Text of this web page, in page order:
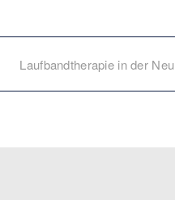
Laufbandtherapie in der